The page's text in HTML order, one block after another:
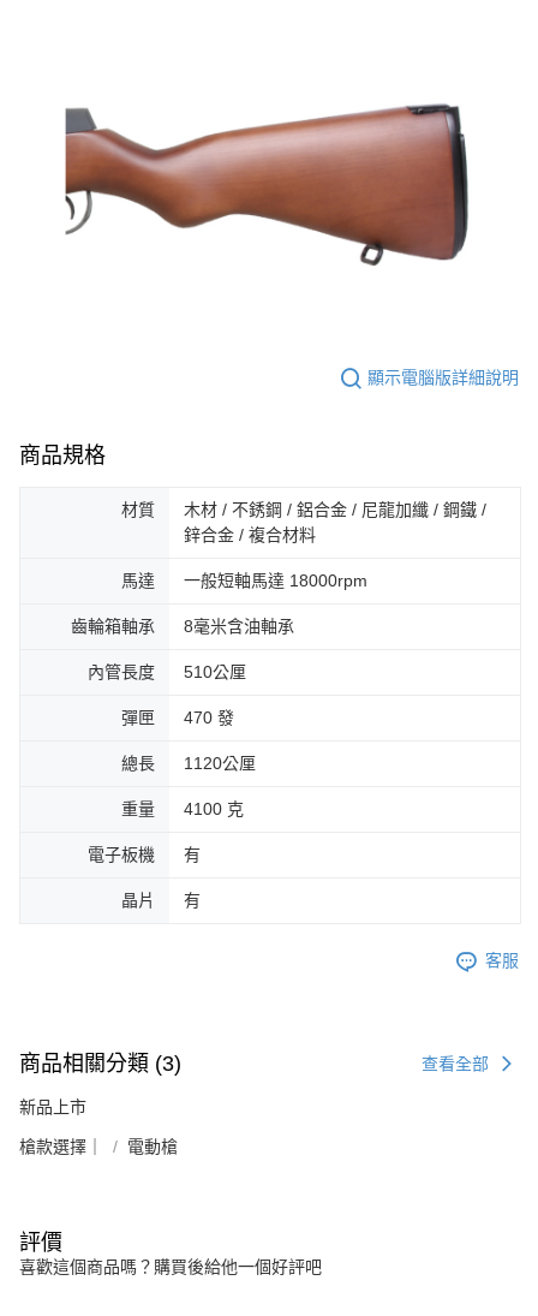
顯示電腦版詳細說明
商品規格
材質
木材 / 不銹鋼 / 鋁合金 / 尼龍加纖 / 鋼鐵 /
鋅合金 / 複合材料
馬達 一般短軸馬達 18000rpm
齒輪箱軸承 8毫米含油軸承
內管長度 510公厘
彈匣 470 發
總長 1120公厘
重量 4100 克
電子板機 有
晶片 有
客服
商品相關分類 (3) 查看全部
新品上市
槍款選擇｜ 電動槍
評價
喜歡這個商品嗎？購買後給他一個好評吧